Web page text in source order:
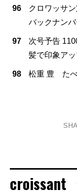
96
クロワッサ
バックナン
97
次号予告
髪で印象アッ
98 松重 豊 た
croissant